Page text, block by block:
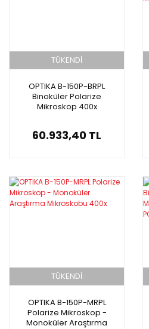
TÜKENDİ
OPTIKA B-150P-BRPL
Binoküler Polarize
Mikroskop 400x
60.933,40 TL
TÜKENDİ
OPTIKA B-150P-MRPL
Polarize Mikroskop -
Monoküler Araştırma